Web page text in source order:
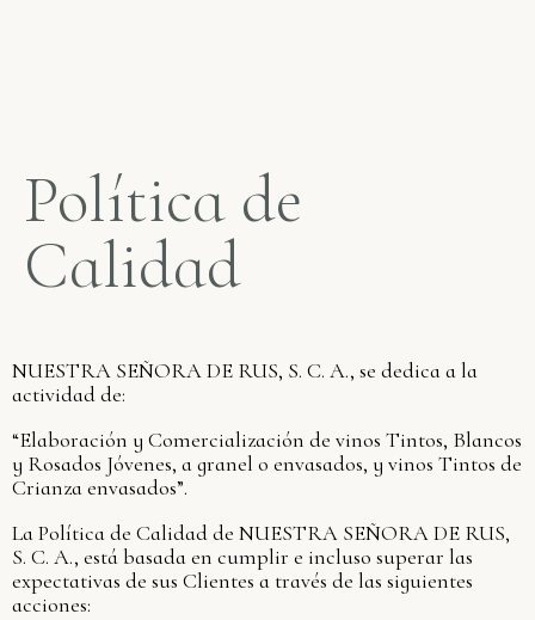
Política de
Calidad
NUESTRA SEÑORA DE RUS, S. C. A., se dedica a la
actividad de:
“Elaboración y Comercialización de vinos Tintos, Blancos
y Rosados Jóvenes, a granel o envasados, y vinos Tintos de
Crianza envasados”.
La Política de Calidad de NUESTRA SEÑORA DE RUS,
S. C. A., está basada en cumplir e incluso superar las
expectativas de sus Clientes a través de las siguientes
acciones: